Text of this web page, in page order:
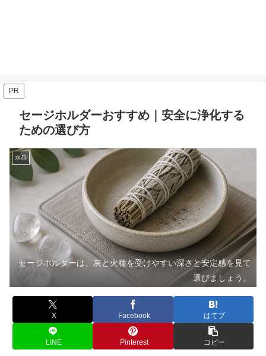
PR
セージホルダーおすすめ｜安全に浄化する
ための選び方
水晶
セージホルダーは、灰と火種を受けやすい深さと安定感を見て
選びましょう。
X Facebook はてブ
LINE Pinterest コピー